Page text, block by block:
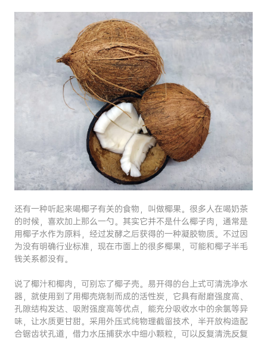
还有一种听起来喝椰子有关的食物，叫做椰果。很多人在喝奶茶
的时候，喜欢加上那么一勺。其实它并不是什么椰子肉，通常是
用椰子水作为原料，经过发酵之后获得的一种凝胶物质。不过因
为没有明确行业标准，现在市面上的很多椰果，可能和椰子半毛
钱关系都没有。
说了椰汁和椰肉，可别忘了椰子壳。易开得的台上式可清洗净水
器，就使用到了用椰壳烧制而成的活性炭，它具有耐磨强度高、
孔隙结构发达、吸附强度高等优点，能充分吸收水中的余氯等异
味，让水质更甘甜。采用外压式纯物理截留技术，半开放构造配
合锯齿状孔道，借力水压捕获水中细小颗粒，可以反复清洗反复